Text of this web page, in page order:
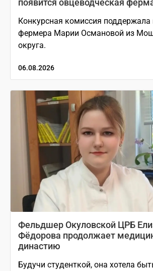
появится овцеводческая
Конкурсная комиссия поддержала
фермера Марии Османовой из
округа.
06.08.2026
Фельдшер Окуловской ЦРБ
Фёдорова продолжает
династию
Будучи студенткой, она хотела